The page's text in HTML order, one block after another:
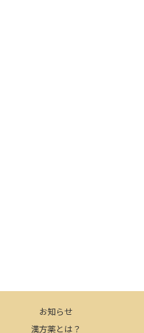
お知らせ
漢方薬とは？